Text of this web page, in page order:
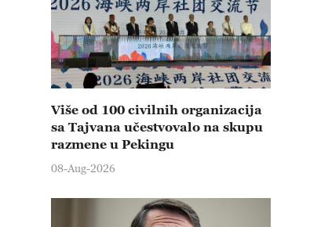
Više od 100 civilnih organizacija
sa Tajvana učestvovalo na skupu
razmene u Pekingu
08-Aug-2026